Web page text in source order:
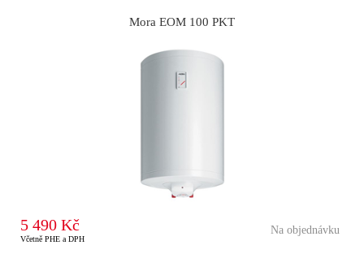
Mora EOM 100 PKT
5 490 Kč
Včetně PHE a DPH
Na objednávku